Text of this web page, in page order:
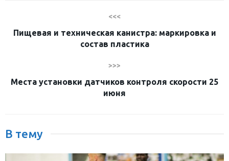
<<<
Пищевая и техническая канистра: маркировка и
состав пластика
>>>
Места установки датчиков контроля скорости 25
июня
В тему